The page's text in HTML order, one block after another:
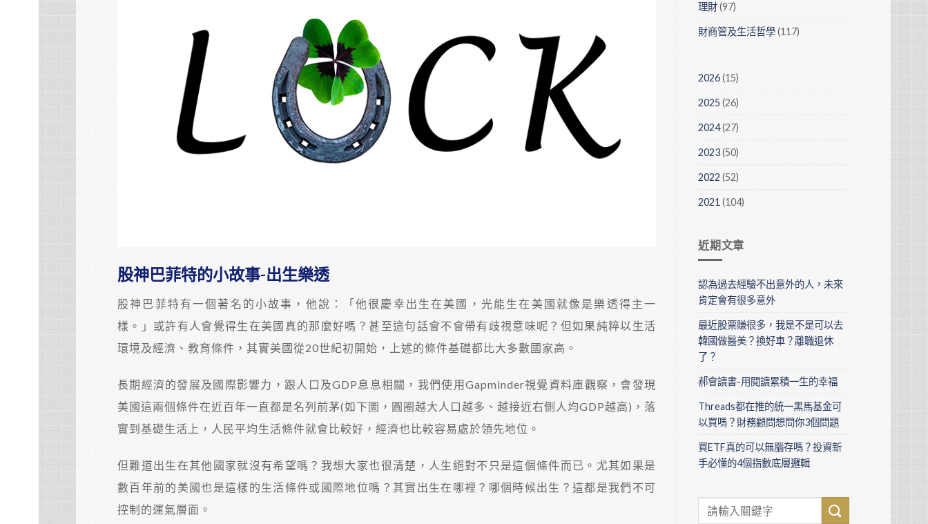
股神巴菲特的小故事-出生樂透
股神巴菲特有一個著名的小故事，他說：「他很慶幸出生在美國，光能生在美國就像是樂透得主一
樣。」或許有人會覺得生在美國真的那麼好嗎？甚至這句話會不會帶有歧視意味呢？但如果純粹以生活
環境及經濟、教育條件，其實美國從20世紀初開始，上述的條件基礎都比大多數國家高。
長期經濟的發展及國際影響力，跟人口及GDP息息相關，我們使用Gapminder視覺資料庫觀察，會發現
美國這兩個條件在近百年一直都是名列前茅(如下圖，圓圈越大人口越多、越接近右側人均GDP越高)，落
實到基礎生活上，人民平均生活條件就會比較好，經濟也比較容易處於領先地位。
但難道出生在其他國家就沒有希望嗎？我想大家也很清楚，人生絕對不只是這個條件而已。尤其如果是
數百年前的美國也是這樣的生活條件或國際地位嗎？其實出生在哪裡？哪個時候出生？這都是我們不可
控制的運氣層面。
理財(97)
財商管及生活哲學(117)
2026(15)
2025 (26)
2024(27)
2023(50)
2022 (52)
2021 (104)
近期文章
認為過去經驗不出意外的人，未來
肯定會有很多意外
最近股票賺很多，我是不是可以去
韓國做醫美？換好車？離職退休
了？
郝會讀書-用閱讀累積一生的幸福
Threads都在推的統一黑馬基金可
以買嗎？財務顧問想問你3個問題
買ETF真的可以無腦存嗎？投資新
手必懂的4個指數底層邏輯